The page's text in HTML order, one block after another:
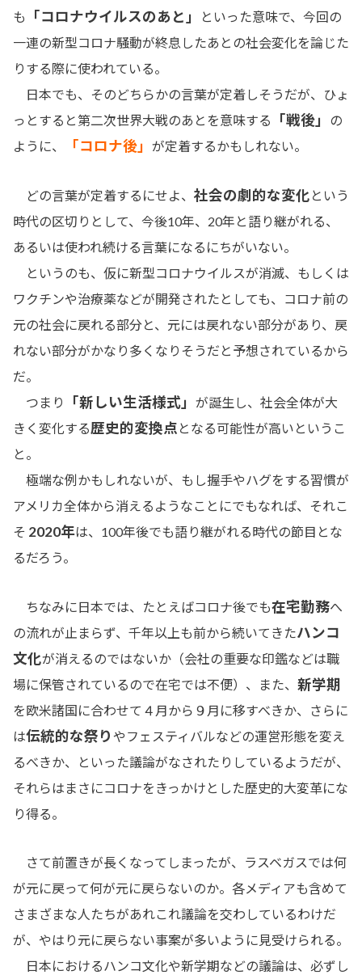
も
「コロナウイルスのあと」
といった意味で、今回の
一連の新型コロナ騒動が終息したあとの社会変化を論じた
りする際に使われている。
日本でも、そのどちらかの言葉が定着しそうだが、ひょ
っとすると第二次世界大戦のあとを意味する
「戦後」
の
ように、
「コロナ後」 が定着するかもしれない。
どの言葉が定着するにせよ、 社会の劇的な変化 という
時代の区切りとして、今後10年、20年と語り継がれる、
あるいは使われ続ける言葉になるにちがいない。
というのも、仮に新型コロナウイルスが消滅、もしくは
ワクチンや治療薬などが開発されたとしても、コロナ前の
元の社会に戻れる部分と、元には戻れない部分があり、戻
れない部分がかなり多くなりそうだと予想されているから
だ。
つまり
「新しい生活様式」 が誕生し、社会全体が大
きく変化する歴史的変換点 となる可能性が高いというこ
と。
極端な例かもしれないが、もし握手やハグをする習慣が
アメリカ全体から消えるようなことにでもなれば、それこ
そ 2020年は、100年後でも語り継がれる時代の節目とな
るだろう。
ちなみに日本では、たとえばコロナ後でも在宅勤務へ
の流れが止まらず、千年以上も前から続いてきたハンコ
文化が消えるのではないか（会社の重要な印鑑などは職
場に保管されているので在宅では不便）、また、 新学期
を欧米諸国に合わせて４月から９月に移すべきか、さらに
は伝統的な祭り やフェスティバルなどの運営形態を変え
るべきか、といった議論がなされたりしているようだが、
それらはまさにコロナをきっかけとした歴史的大変革にな
り得る。
さて前置きが長くなってしまったが、ラスベガスでは何
が元に戻って何が元に戻らないのか。各メディアも含めて
さまざまな人たちがあれこれ議論を交わしているわけだ
が、やはり元に戻らない事案が多いように見受けられる。
日本におけるハンコ文化や新学期などの議論は、必ずし